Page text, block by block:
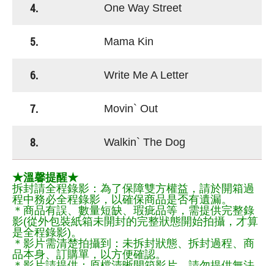
4. One Way Street
5. Mama Kin
6. Write Me A Letter
7. Movin` Out
8. Walkin` The Dog
★溫馨提醒★
拆封請全程錄影：為了保障雙方權益，請於開箱過
程中務必全程錄影，以確保商品是否有遺漏。
＊商品有誤、數量短缺、瑕疵品等，需提供完整錄
影(從外包裝紙箱未開封的完整狀態開始拍攝，才算
是全程錄影)。
＊影片需清楚拍攝到：未拆封狀態、拆封過程、商
品本身、訂購單，以方便確認。